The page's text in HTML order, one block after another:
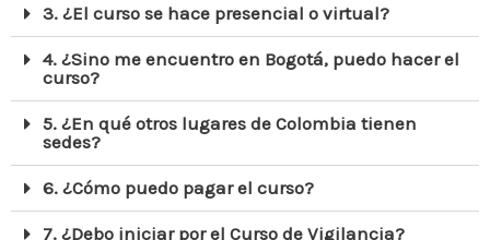
3. ¿El curso se hace presencial o virtual?
4. ¿Sino me encuentro en Bogotá, puedo hacer el
curso?
5. ¿En qué otros lugares de Colombia tienen
sedes?
6. ¿Cómo puedo pagar el curso?
7. ¿Debo iniciar por el Curso de Vigilancia?